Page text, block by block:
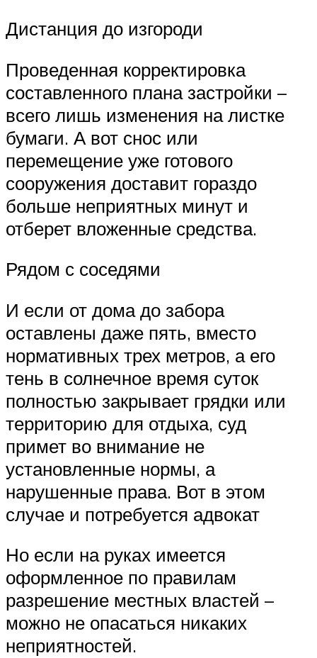
Дистанция до изгороди
Проведенная корректировка
составленного плана застройки –
всего лишь изменения на листке
бумаги. А вот снос или
перемещение уже готового
сооружения доставит гораздо
больше неприятных минут и
отберет вложенные средства.
Рядом с соседями
И если от дома до забора
оставлены даже пять, вместо
нормативных трех метров, а его
тень в солнечное время суток
полностью закрывает грядки или
территорию для отдыха, суд
примет во внимание не
установленные нормы, а
нарушенные права. Вот в этом
случае и потребуется адвокат
Но если на руках имеется
оформленное по правилам
разрешение местных властей –
можно не опасаться никаких
неприятностей.